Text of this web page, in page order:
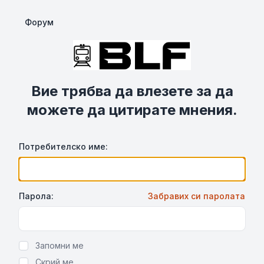
Форум
Вие трябва да влезете за да
можете да цитирате мнения.
Потребителско име:
Парола: Забравих си паролата
Запомни ме
Скрий ме